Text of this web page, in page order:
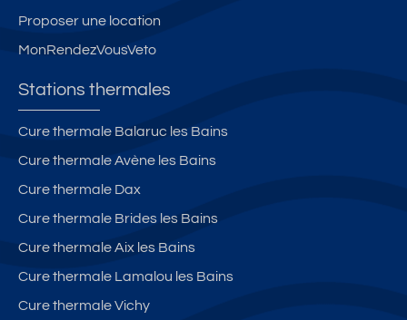
Proposer une location
MonRendezVousVeto
Stations thermales
Cure thermale Balaruc les Bains
Cure thermale Avène les Bains
Cure thermale Dax
Cure thermale Brides les Bains
Cure thermale Aix les Bains
Cure thermale Lamalou les Bains
Cure thermale Vichy